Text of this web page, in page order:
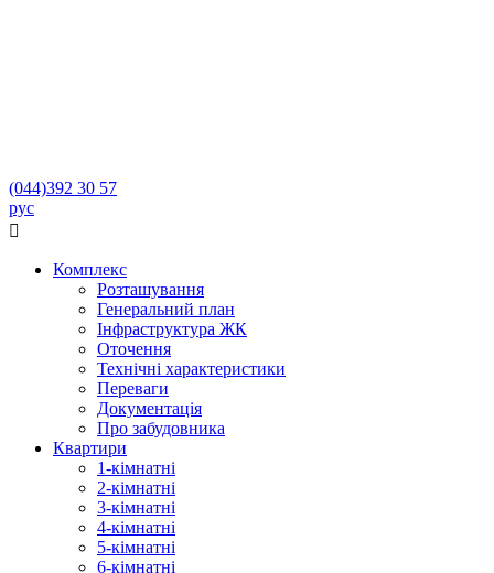
(044)392 30 57
рус

Комплекс
Розташування
Генеральний план
Інфраструктура ЖК
Оточення
Технічні характеристики
Переваги
Документація
Про забудовника
Квартири
1-кімнатні
2-кімнатні
3-кімнатні
4-кімнатні
5-кімнатні
6-кімнатні